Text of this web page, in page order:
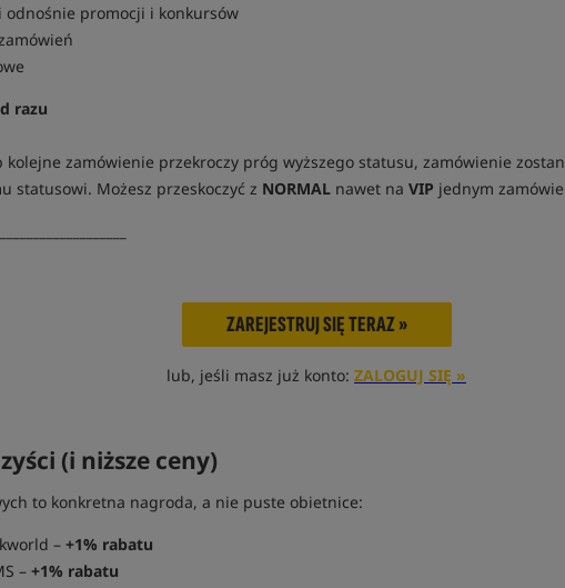
promocji i konkursów
razu
kolejne zamówienie przekroczy próg wyższego statusu, zamówienie
statusowi. Możesz przeskoczyć z NORMAL nawet na VIP jednym
ZAREJESTRUJ SIĘ TERAZ »
lub, jeśli masz już konto: ZALOGUJ SIĘ »
(i niższe ceny)
to konkretna nagroda, a nie puste obietnice:
– +1% rabatu
– +1% rabatu